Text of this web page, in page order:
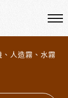
人造霧、水霧